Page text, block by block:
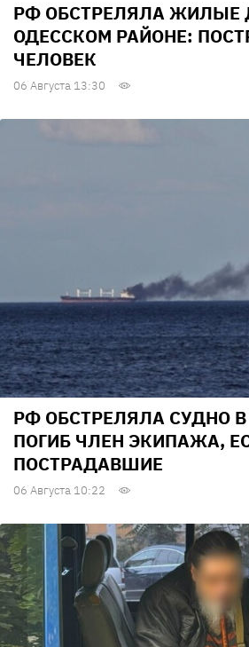
РФ ОБСТРЕЛЯЛА ЖИЛЫЕ
ОДЕССКОМ РАЙОНЕ:
ЧЕЛОВЕК
06 Августа 13:30
РФ ОБСТРЕЛЯЛА СУДНО
ПОГИБ ЧЛЕН ЭКИПАЖА,
ПОСТРАДАВШИЕ
06 Августа 10:22